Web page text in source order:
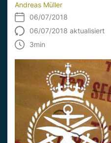
Andreas Müller
06/07/2018
06/07/2018 aktualisiert
3min